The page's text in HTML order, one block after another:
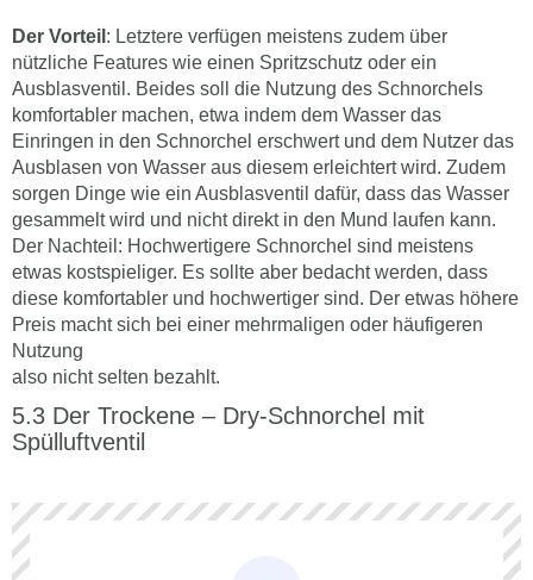
Der Vorteil : Letztere verfügen meistens zudem über
nützliche Features wie einen Spritzschutz oder ein
Ausblasventil. Beides soll die Nutzung des Schnorchels
komfortabler machen, etwa indem dem Wasser das
Einringen in den Schnorchel erschwert und dem Nutzer das
Ausblasen von Wasser aus diesem erleichtert wird. Zudem
sorgen Dinge wie ein Ausblasventil dafür, dass das Wasser
gesammelt wird und nicht direkt in den Mund laufen kann.
Der Nachteil: Hochwertigere Schnorchel sind meistens
etwas kostspieliger. Es sollte aber bedacht werden, dass
diese komfortabler und hochwertiger sind. Der etwas höhere
Preis macht sich bei einer mehrmaligen oder häufigeren
Nutzung
also nicht selten bezahlt.
Der Trockene – Dry-Schnorchel mit
Spülluftventil